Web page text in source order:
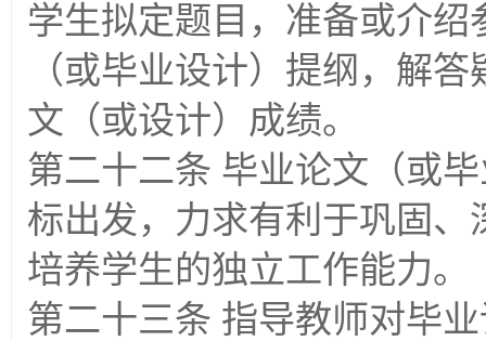
学生拟定题目，准备或介
（或毕业设计）提纲，解
文（或设计）成绩。
第二十二条 毕业论文（或
标出发，力求有利于巩固
培养学生的独立工作能力。
第二十三条 指导教师对毕